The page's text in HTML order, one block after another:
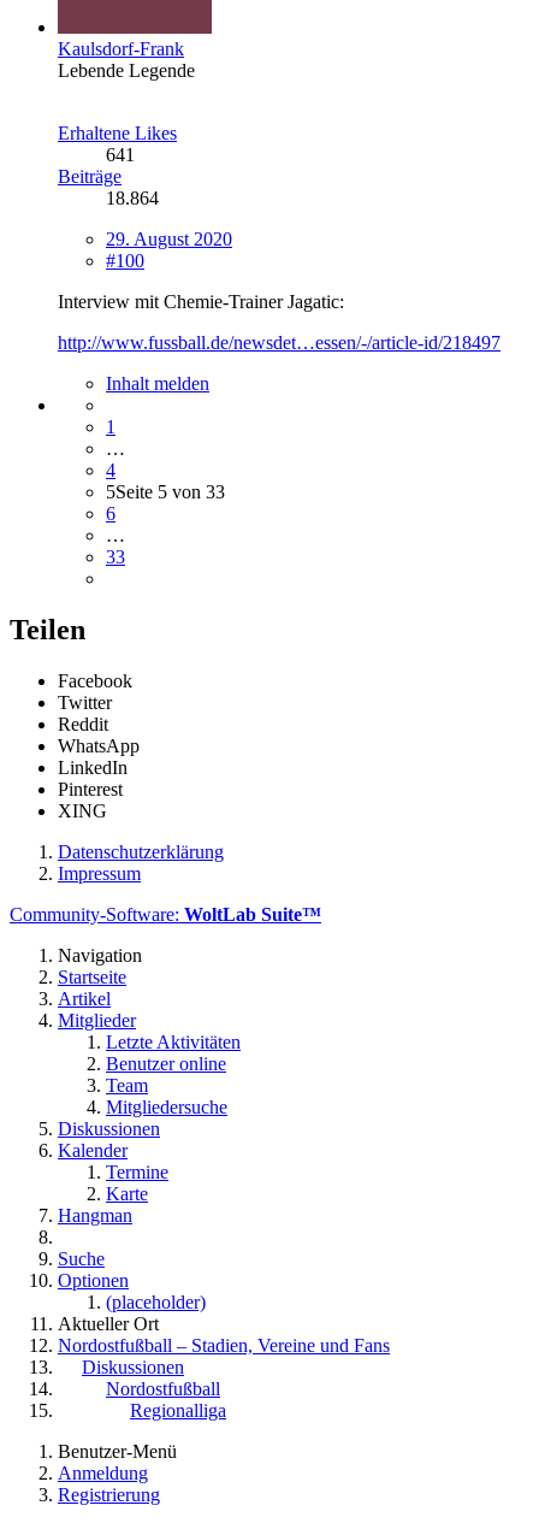
Kaulsdorf-Frank
Lebende Legende
Erhaltene Likes
641
Beiträge
18.864
29. August 2020
#100
Interview mit Chemie-Trainer Jagatic:
http://www.fussball.de/newsdet…essen/-/article-id/218497
Inhalt melden
1
…
4
5Seite 5 von 33
6
…
33
Teilen
Facebook
Twitter
Reddit
WhatsApp
LinkedIn
Pinterest
XING
Datenschutzerklärung
Impressum
Community-Software: WoltLab Suite™
Navigation
Startseite
Artikel
Mitglieder
Letzte Aktivitäten
Benutzer online
Team
Mitgliedersuche
Diskussionen
Kalender
Termine
Karte
Hangman
Suche
Optionen
(placeholder)
Aktueller Ort
Nordostfußball – Stadien, Vereine und Fans
Diskussionen
Nordostfußball
Regionalliga
Benutzer-Menü
Anmeldung
Registrierung